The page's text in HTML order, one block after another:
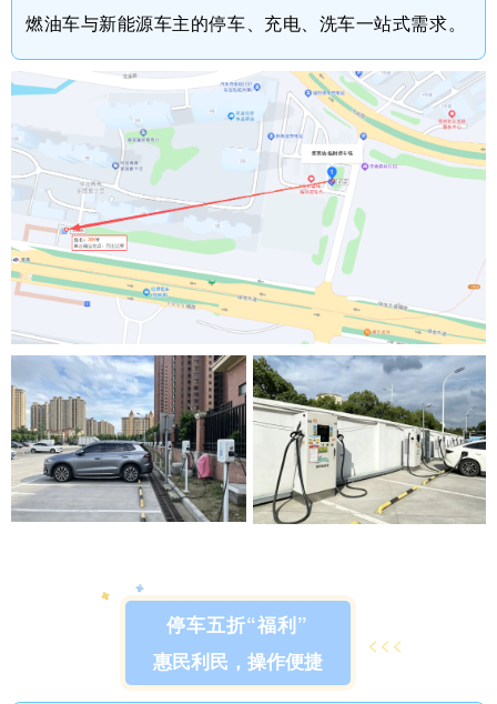
燃油车与新能源车主的停车、充电、洗车一站式需求。
停车五折“福利”
惠民利民，操作便捷
<<<